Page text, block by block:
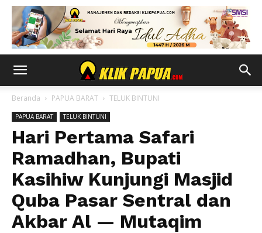
Beranda PAPUA BARAT TELUK BINTUNI
PAPUA BARAT TELUK BINTUNI
Hari Pertama Safari
Ramadhan, Bupati
Kasihiw Kunjungi Masjid
Quba Pasar Sentral dan
Akbar Al — Mutaqim